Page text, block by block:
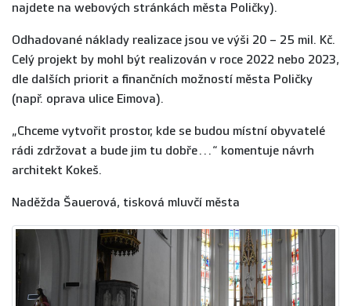
najdete na webových stránkách města Poličky).
Odhadované náklady realizace jsou ve výši 20 – 25 mil. Kč.
Celý projekt by mohl být realizován v roce 2022 nebo 2023,
dle dalších priorit a finančních možností města Poličky
(např. oprava ulice Eimova).
„Chceme vytvořit prostor, kde se budou místní obyvatelé
rádi zdržovat a bude jim tu dobře…“ komentuje návrh
architekt Kokeš.
Naděžda Šauerová, tisková mluvčí města